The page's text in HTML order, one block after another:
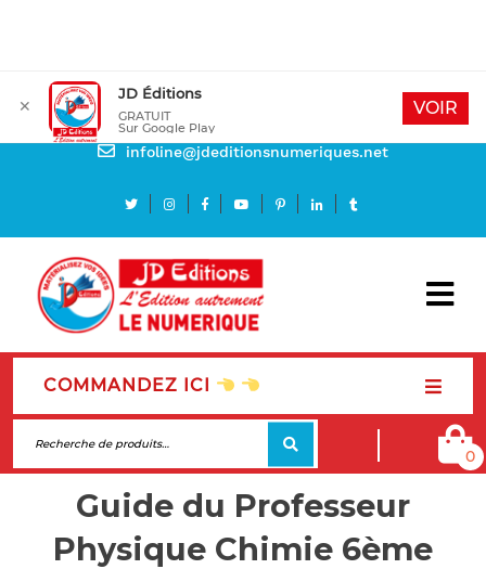
Besoin d'aide
infoline@jdeditionsnumeriques.net
COMMANDEZ ICI
0
Guide du Professeur
Physique Chimie 6ème
✕
JD Éditions
GRATUIT
Sur Google Play
VOIR